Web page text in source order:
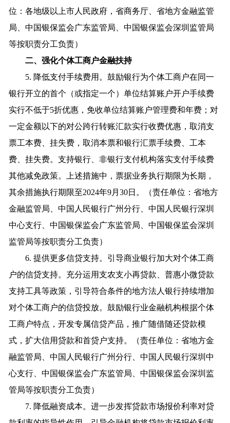
位：各地级以上市人民政府，省商务厅、省地方金融监管
局、中国银保监会广东监管局、中国银保监会深圳监管局
等按职责分工负责）
二、强化个体工商户金融扶持
5. 降低支付手续费用。鼓励银行为个体工商户在同一
银行开立的首个（或指定一个）单位结算账户开户手续费
实行不低于5折优惠，免收单位结算账户管理费和年费；对
一定金额以下的对公跨行转账汇款实行收费优惠，取消支
票工本费、挂失费，取消本票和银行汇票手续费、工本
费、挂失费。支持银行、非银行支付机构落实支付手续费
其他减免政策。上述措施中，票据业务执行期限为长期，
其余措施执行期限至2024年9月30日。（责任单位：省地方
金融监管局、中国人民银行广州分行、中国人民银行深圳
中心支行、中国银保监会广东监管局、中国银保监会深圳
监管局等按职责分工负责）
6. 提供更多信贷支持。引导商业银行加大对个体工商
户的信贷支持。充分运用支农支小再贷款、普惠小微贷款
支持工具等政策，引导符合条件的地方法人银行持续增加
对个体工商户的信贷投放。鼓励银行业金融机构根据个体
工商户特点，开发专属信贷产品，推广随借随还贷款模
式，扩大信用贷款和首贷户支持。（责任单位：省地方金
融监管局、中国人民银行广州分行、中国人民银行深圳中
心支行、中国银保监会广东监管局、中国银保监会深圳监
管局等按职责分工负责）
7. 降低融资成本。进一步发挥贷款市场报价利率对贷